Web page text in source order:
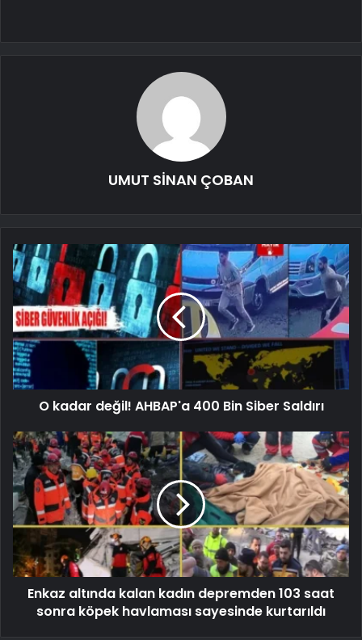
UMUT SİNAN ÇOBAN
O kadar değil! AHBAP'a 400 Bin Siber Saldırı
Enkaz altında kalan kadın depremden 103 saat
sonra köpek havlaması sayesinde kurtarıldı